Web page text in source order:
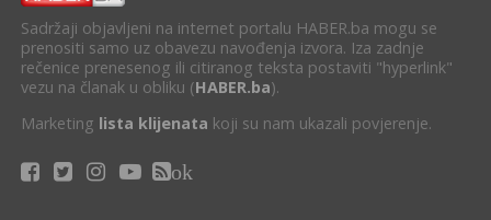
Sadržaji objavljeni na internet portalu HABER.ba mogu se
prenositi samo uz obavezu navođenja izvora. Iza zadnje
rečenice prenesenog ili citiranog teksta postaviti "hyperlink"
vezu na članak u obliku (HABER.ba).
Marketing lista klijenata koji su nam ukazali povjerenje.
ok